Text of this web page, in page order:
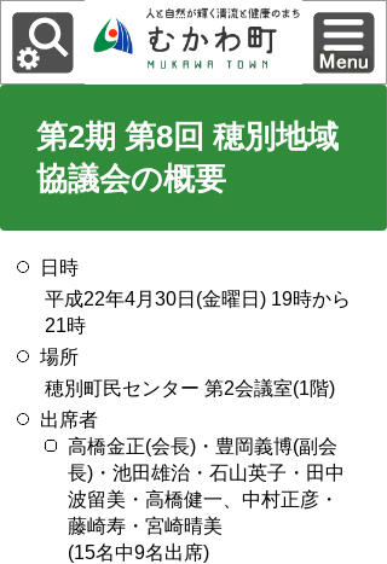
第2期 第8回 穂別地域
協議会の概要
日時
平成22年4月30日(金曜日) 19時から
21時
場所
穂別町民センター 第2会議室(1階)
出席者
高橋金正(会長)・豊岡義博(副会
長)・池田雄治・石山英子・田中
波留美・高橋健一、中村正彦・
藤崎寿・宮崎晴美
(15名中9名出席)